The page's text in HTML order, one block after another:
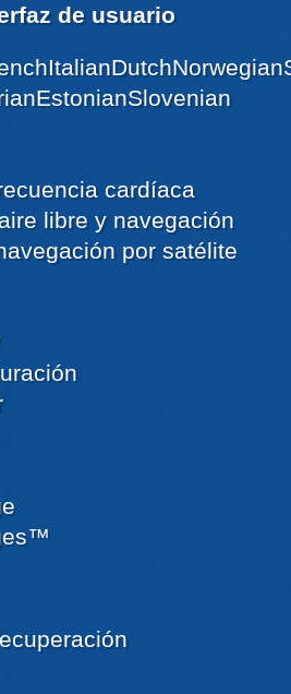
de usuario
cardíaca
libre y navegación
por satélite